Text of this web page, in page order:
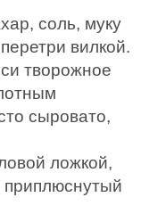
соль, муку
вилкой.
творожное
сыровато,
ложкой,
приплюснутый